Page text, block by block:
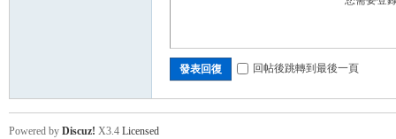
發表回復 回帖後跳轉到最後一頁
Powered by Discuz! X3.4 Licensed